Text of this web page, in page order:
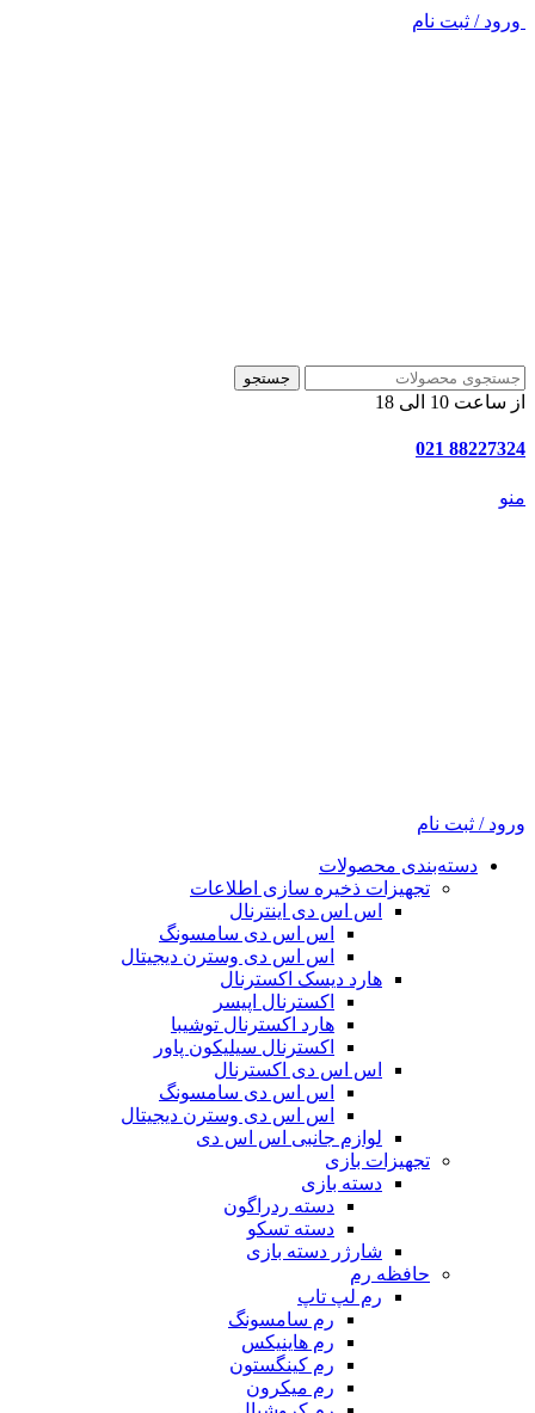
ورود / ثبت نام
جستجو
از ساعت 10 الی 18
88227324 021
منو
ورود / ثبت نام
دسته‌بندی محصولات
تجهیزات ذخیره سازی اطلاعات
اس اس دی اینترنال
اس اس دی سامسونگ
اس اس دی وسترن دیجیتال
هارد دیسک اکسترنال
اکسترنال اپیسر
هارد اکسترنال توشیبا
اکسترنال سیلیکون پاور
اس اس دی اکسترنال
اس اس دی سامسونگ
اس اس دی وسترن دیجیتال
لوازم جانبی اس اس دی
تجهیزات بازی
دسته بازی
دسته ردراگون
دسته تسکو
شارژر دسته بازی
حافظه رم
رم لپ تاپ
رم سامسونگ
رم هاینیکس
رم کینگستون
رم میکرون